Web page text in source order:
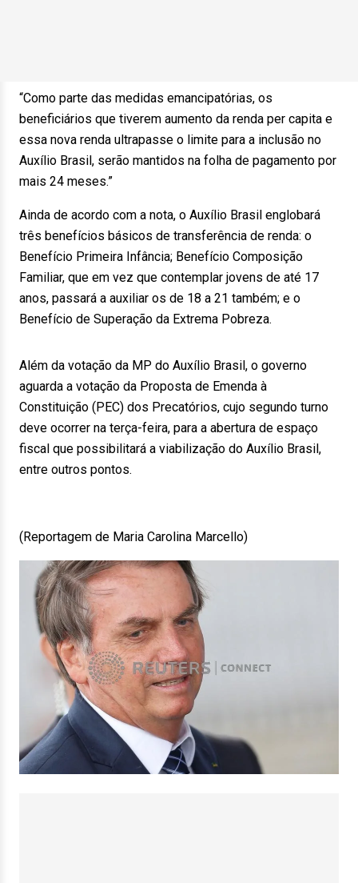
“Como parte das medidas emancipatórias, os
beneficiários que tiverem aumento da renda per capita e
essa nova renda ultrapasse o limite para a inclusão no
Auxílio Brasil, serão mantidos na folha de pagamento por
mais 24 meses.”
Ainda de acordo com a nota, o Auxílio Brasil englobará
três benefícios básicos de transferência de renda: o
Benefício Primeira Infância; Benefício Composição
Familiar, que em vez que contemplar jovens de até 17
anos, passará a auxiliar os de 18 a 21 também; e o
Benefício de Superação da Extrema Pobreza.
Além da votação da MP do Auxílio Brasil, o governo
aguarda a votação da Proposta de Emenda à
Constituição (PEC) dos Precatórios, cujo segundo turno
deve ocorrer na terça-feira, para a abertura de espaço
fiscal que possibilitará a viabilização do Auxílio Brasil,
entre outros pontos.
(Reportagem de Maria Carolina Marcello)